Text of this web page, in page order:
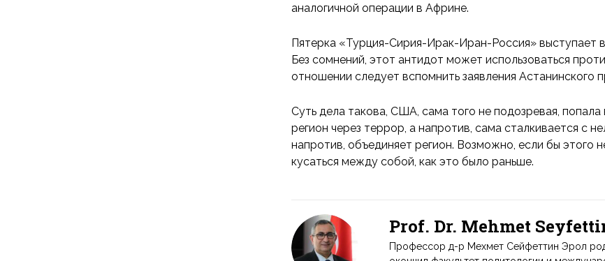
аналогичной операции в Африне.
Пятерка «Турция-Сирия-Ирак-Иран-Россия» выступает
Без сомнений, этот антидот может использоваться
отношении следует вспомнить заявления Астанинского
Суть дела такова, США, сама того не подозревая,
регион через террор, а напротив, сама сталкивается с
напротив, объединяет регион. Возможно, если бы этого
кусаться между собой, как это было раньше.
Prof. Dr. Mehmet
Профессор д-р Мехмет Сейфеттин Эрол